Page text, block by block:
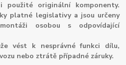
použité originální komponenty.
platné legislativy a jsou určeny
osobou s odpovídající
vést k nesprávné funkci dílu,
nebo ztrátě případné záruky.